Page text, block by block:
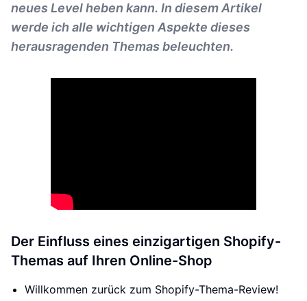
neues Level heben kann. In diesem Artikel
werde ich alle wichtigen Aspekte dieses
herausragenden Themas beleuchten.
Der Einfluss eines einzigartigen Shopify-
Themas auf Ihren Online-Shop
Willkommen zurück zum Shopify-Thema-Review!